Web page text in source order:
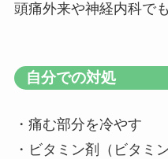
頭痛外来や神経内科で
自分での対処
・痛む部分を冷やす
・ビタミン剤（ビタミ